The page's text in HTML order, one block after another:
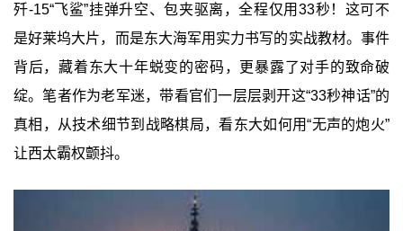
歼-15“飞鲨”挂弹升空、包夹驱离，全程仅用33秒！这可不
是好莱坞大片，而是东大海军用实力书写的实战教材。事件
背后，藏着东大十年蜕变的密码，更暴露了对手的致命破
绽。笔者作为老军迷，带看官们一层层剥开这“33秒神话”的
真相，从技术细节到战略棋局，看东大如何用“无声的炮火”
让西太霸权颤抖。